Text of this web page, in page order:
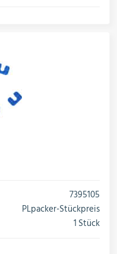
7395105
PLpacker-Stückpreis
1 Stück